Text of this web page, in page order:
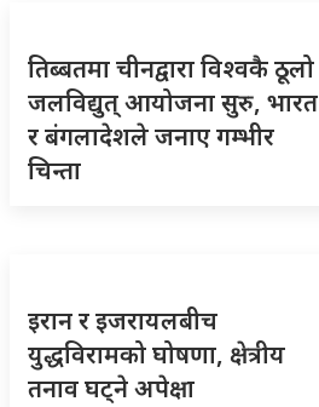
तिब्बतमा चीनद्वारा विश्वकै ठूलो
जलविद्युत् आयोजना सुरु, भारत
र बंगलादेशले जनाए गम्भीर
चिन्ता
इरान र इजरायलबीच
युद्धविरामको घोषणा, क्षेत्रीय
तनाव घट्ने अपेक्षा